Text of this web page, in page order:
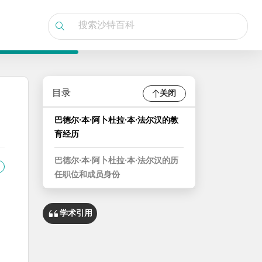
目录 关闭
巴德尔·本·阿卜杜拉·本·法尔汉的教
育经历
巴德尔·本·阿卜杜拉·本·法尔汉的历
任职位和成员身份
学术引用